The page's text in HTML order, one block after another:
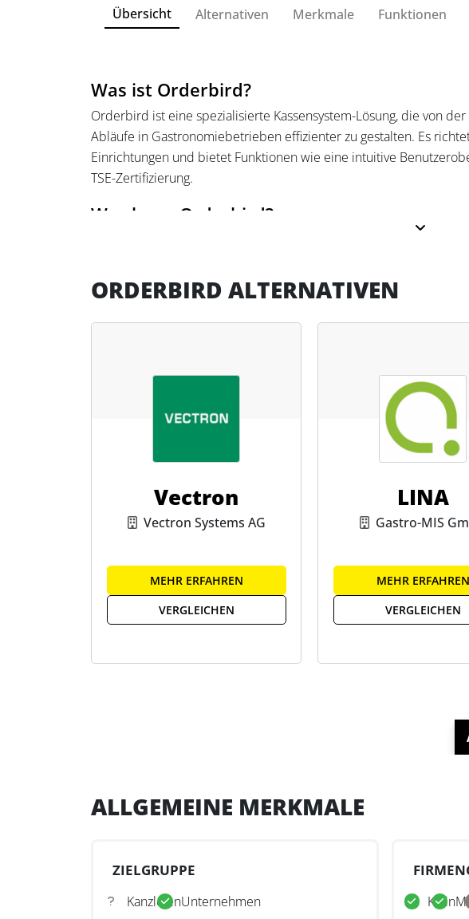
Übersicht Alternativen Merkmale Funktionen
Was ist Orderbird?
Orderbird ist eine spezialisierte Kassensystem-Lösung, die von
Abläufe in Gastronomiebetrieben effizienter zu gestalten. Es
Einrichtungen und bietet Funktionen wie eine intuitive
TSE-Zertifizierung.
Was kann Orderbird?
und 24/7 Support. Für Steuerfachleute bietet Orderbird PRO
ORDERBIRD ALTERNATIVEN
Vectron
Vectron Systems AG
MEHR ERFAHREN
VERGLEICHEN
LINA
Gastro-MIS
MEHR ERFAHREN
VERGLEICHEN
ALLGEMEINE MERKMALE
ZIELGRUPPE
KanzleienUnternehmen Klein